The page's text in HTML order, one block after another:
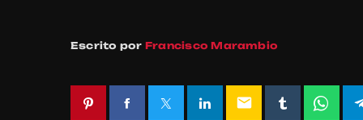
Escrito por Francisco Marambio
email